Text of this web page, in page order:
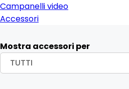
Campanelli video
Accessori
Mostra accessori per
TUTTI